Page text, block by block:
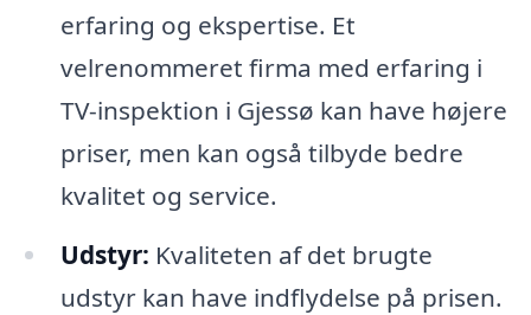
erfaring og ekspertise. Et
velrenommeret firma med erfaring i
TV-inspektion i Gjessø kan have højere
priser, men kan også tilbyde bedre
kvalitet og service.
Udstyr: Kvaliteten af det brugte
udstyr kan have indflydelse på prisen.